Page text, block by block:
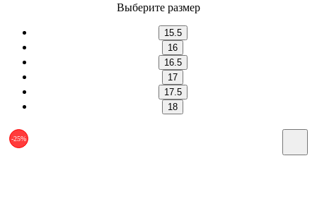
Выберите размер
15.5
16
16.5
17
17.5
18
-25%